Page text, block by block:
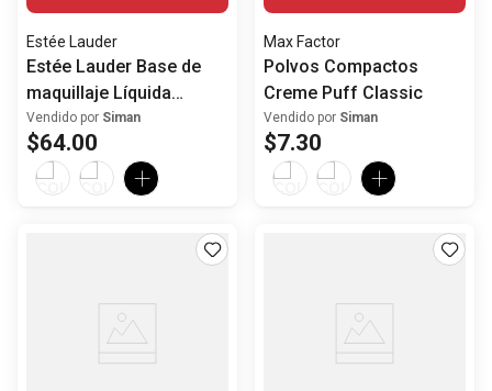
Estée Lauder
Estée Lauder Base de
maquillaje Líquida
Double Wear Stay-in-
Place Mate Larga
duración SPF 10
Vendido por Siman
$64.00
Max Factor
Polvos Compactos
Creme Puff Classic
Vendido por Siman
$7.30